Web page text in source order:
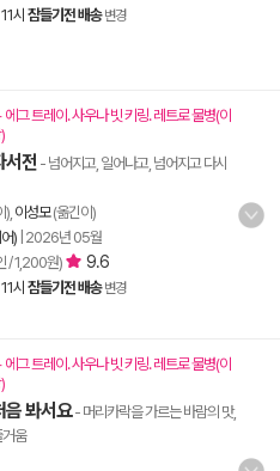
시 잠들기전 배송 변경
그 트레이. 사우나 빗 키링. 레트로 물병(이
서전 - 넘어지고, 일어나고, 넘어지고 다시
이성모(옮긴이)
) 2026년 05월
/ 1,200원) 9.6
시 잠들기전 배송 변경
그 트레이. 사우나 빗 키링. 레트로 물병(이
음 봐서요- 머리카락을 가르는 바람의 맛,
움